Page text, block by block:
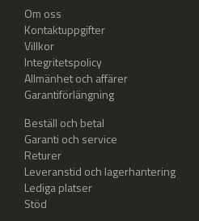
Om oss
Kontaktuppgifter
Villkor
Integritetspolicy
Allmänhet och affärer
Garantiförlängning
Beställ och betal
Garanti och service
Returer
Leveranstid och lagerhantering
Lediga platser
Stöd